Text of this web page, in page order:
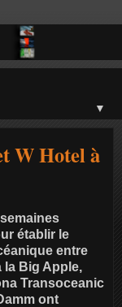
▼
W Hotel à
établir le
entre
la Big Apple,
Transoceanic
ont